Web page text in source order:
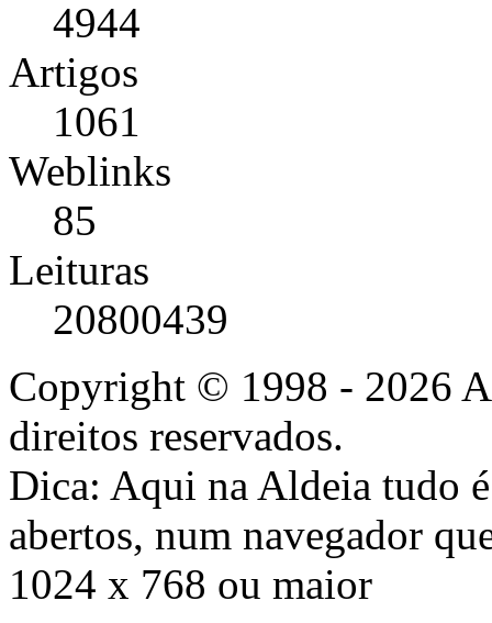
4944
Artigos
1061
Weblinks
85
Leituras
20800439
Copyright © 1998 - 2026
direitos reservados.
Dica: Aqui na Aldeia tudo
abertos, num navegador
1024 x 768 ou maior